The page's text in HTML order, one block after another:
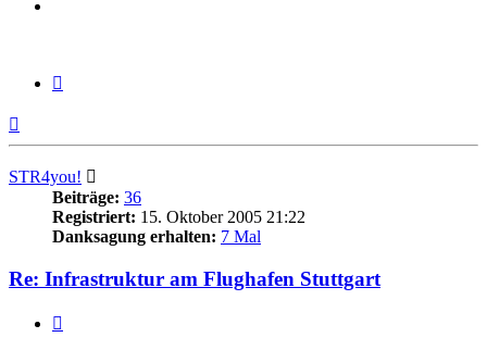
STR4you!
Beiträge: 36
Registriert: 15. Oktober 2005 21:22
Danksagung erhalten: 7 Mal
Re: Infrastruktur am Flughafen Stuttgart